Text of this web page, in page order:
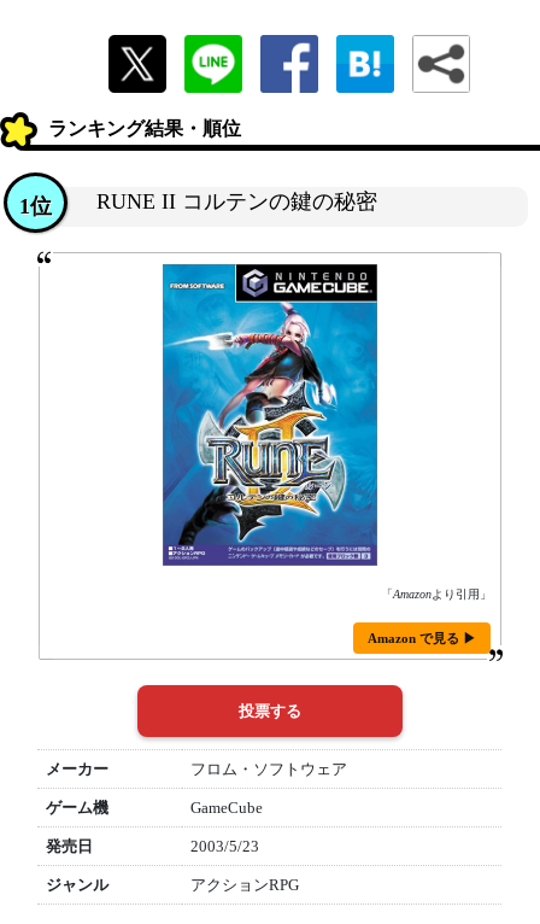
ランキング結果・順位
RUNE II コルテンの鍵の秘密
1位
「Amazonより引用」
Amazon で見る ▶
メーカー フロム・ソフトウェア
ゲーム機 GameCube
発売日 2003/5/23
ジャンル アクションRPG